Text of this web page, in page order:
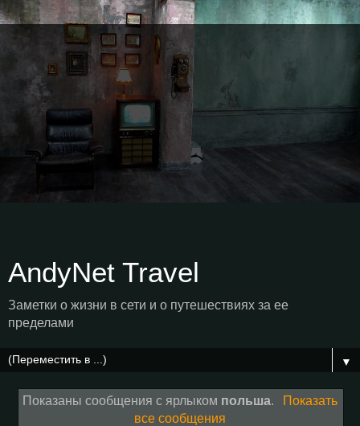
AndyNet Travel
Заметки о жизни в сети и о путешествиях за ее
пределами
▼
Показаны сообщения с ярлыком польша.
Показать
все сообщения